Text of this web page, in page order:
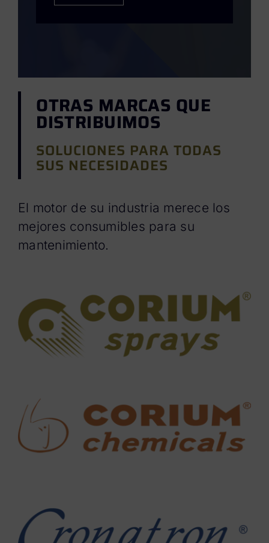
OTRAS MARCAS QUE
DISTRIBUIMOS
SOLUCIONES PARA TODAS
SUS NECESIDADES
El motor de su industria merece los
mejores consumibles para su
mantenimiento.